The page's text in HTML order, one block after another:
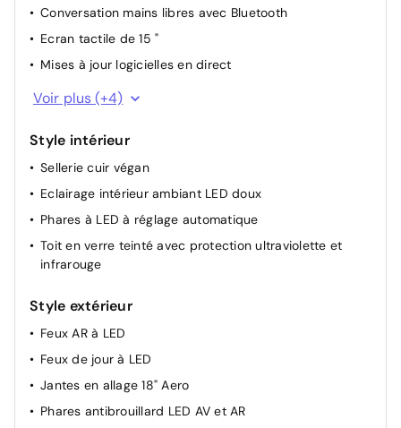
Rétroviseurs latéraux chauffants rabattables, à
atténuation automatique et chauffants avec mémoire
Sièges AV chauffants
Caméra de recul HD
Conversation mains libres avec Bluetooth
Ecran tactile de 15 "
Mises à jour logicielles en direct
Médias FM / DAB et connectivité Bluetooth
Prise d'alimentation 12 V
Commandes vocale
Voir plus (+4)
Style intérieur
Sellerie cuir végan
Eclairage intérieur ambiant LED doux
Phares à LED à réglage automatique
Toit en verre teinté avec protection ultraviolette et
infrarouge
Style extérieur
Feux AR à LED
Feux de jour à LED
Jantes en allage 18" Aero
Phares antibrouillard LED AV et AR